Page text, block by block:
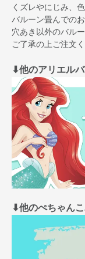
くズレやにじみ、
バルーン畳んでの
穴あき以外のバル
ご了承の上ご注文
⬇︎他のアリエル
⬇︎他のぺちゃん